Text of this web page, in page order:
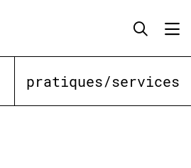
pratiques/services